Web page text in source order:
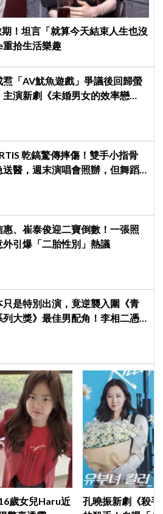
！坦言「就算今天結束人生也沒
拾生活樂趣
焄「AV魷魚遊戲」爭議後回歸螢
主演新劇《未婚男女的效率戀
乾鎬驚傳摔傷！雙手小指骨
送醫，週末演唱會照辦，但舞蹈
惠、崔泰俊迎二寶倒數！一張照
外引爆「二胎性別」熱議
只是特別出演，竟逆襲入圍《青
列大獎》最佳男配角！李相二憑
歲女兒Haru近
孔曉振新劇《殺